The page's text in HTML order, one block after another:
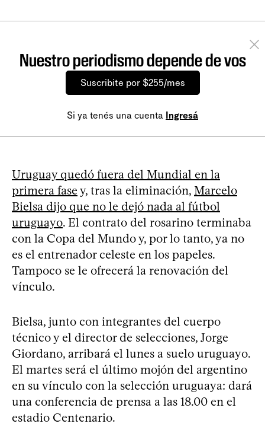
Nuestro periodismo depende de vos
Suscribite por $255/mes
Si ya tenés una cuenta Ingresá
Uruguay quedó fuera del Mundial en la
primera fase y, tras la eliminación, Marcelo
Bielsa dijo que no le dejó nada al fútbol
uruguayo. El contrato del rosarino terminaba
con la Copa del Mundo y, por lo tanto, ya no
es el entrenador celeste en los papeles.
Tampoco se le ofrecerá la renovación del
vínculo.
Bielsa, junto con integrantes del cuerpo
técnico y el director de selecciones, Jorge
Giordano, arribará el lunes a suelo uruguayo.
El martes será el último mojón del argentino
en su vínculo con la selección uruguaya: dará
una conferencia de prensa a las 18.00 en el
estadio Centenario.